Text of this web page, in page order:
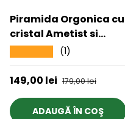
Piramida Orgonica cu
cristal Ametist si
simbolul floarea vietii
8 cm – Pentru energie,
vindecarea reiki,
(1)
Preț de vânzare
149,00 lei Preț obișnuit
179,00 lei
ADAUGĂ ÎN COŞ